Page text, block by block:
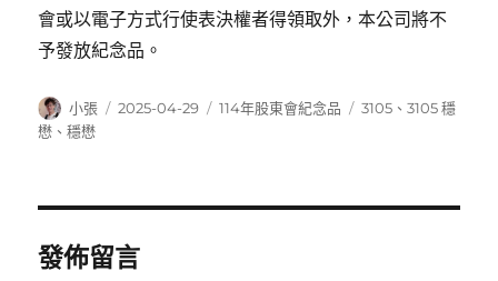
會或以電子方式行使表決權者得領取外，本公司將不
予發放紀念品。
作
者
小張
發
2025-04-29
分
114年股東會紀念品
標
3105 、3105 穩
懋 、穩懋
發佈留言